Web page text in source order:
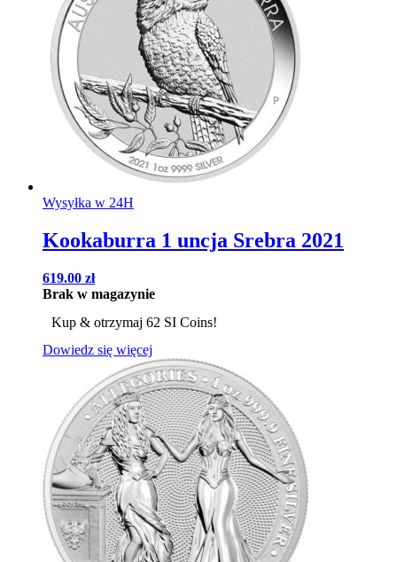
Wysyłka w 24H
Kookaburra 1 uncja Srebra 2021
619.00 zł
Brak w magazynie
Kup & otrzymaj 62 SI Coins!
Dowiedz się więcej